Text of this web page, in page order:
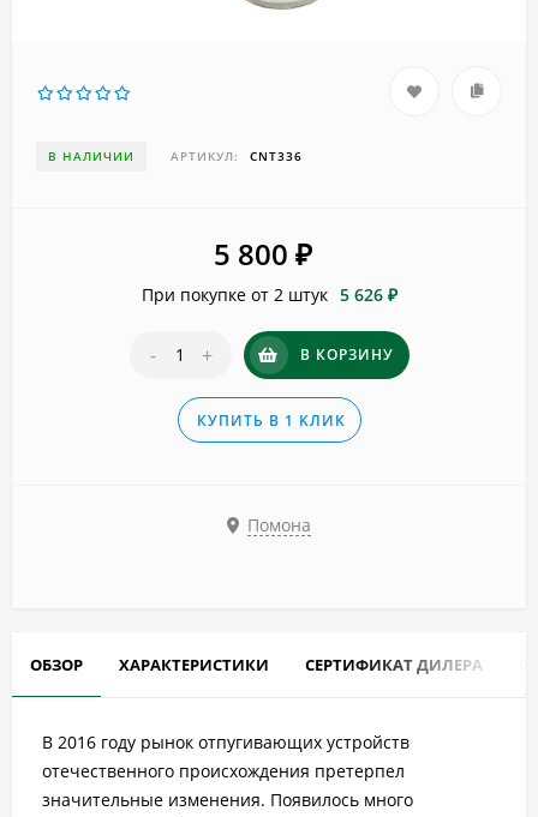
В НАЛИЧИИ АРТИКУЛ: CNT336
5 800 ₽
При покупке от 2 штук 5 626 ₽
- + В КОРЗИНУ
КУПИТЬ В 1 КЛИК
Помона
ОБЗОР ХАРАКТЕРИСТИКИ СЕРТИФИКАТ ДИЛЕРА
В 2016 году рынок отпугивающих устройств
отечественного происхождения претерпел
значительные изменения. Появилось много